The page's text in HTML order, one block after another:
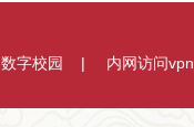
数字校园 内网访问vpn